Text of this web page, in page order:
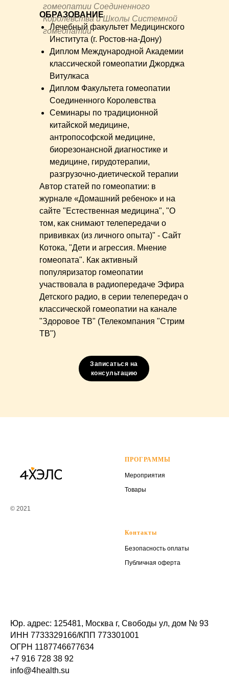
гомеопатии Соединенного
Королевства и Школы Системной
гомеопатии
ОБРАЗОВАНИЕ
Лечебный факультет Медицинского
Института (г. Ростов-на-Дону)
Диплом Международной Академии
классической гомеопатии Джорджа
Витулкаса
Диплом Факультета гомеопатии
Соединенного Королевства
Семинары по традиционной
китайской медицине,
антропософской медицине,
биорезонансной диагностике и
медицине, гирудотерапии,
разгрузочно-диетической терапии
Автор статей по гомеопатии: в
журнале «Домашний ребенок» и на
сайте "Естественная медицина", "О
том, как снимают телепередачи о
прививках (из личного опыта)" - Сайт
Котока, "Дети и агрессия. Мнение
гомеопата". Как активный
популяризатор гомеопатии
участвовала в радиопередаче Эфира
Детского радио, в серии телепередач о
классической гомеопатии на канале
"Здоровое ТВ" (Телекомпания "Стрим
ТВ")
Записаться на
консультацию
© 2021
ПРОГРАММЫ
Мероприятия
Товары
Контакты
Безопасность оплаты
Публичная оферта
Юр. адрес: 125481, Москва г, Свободы ул, дом № 93
ИНН 7733329166/КПП 773301001
ОГРН 1187746677634
+7 916 728 38 92
info@4health.su